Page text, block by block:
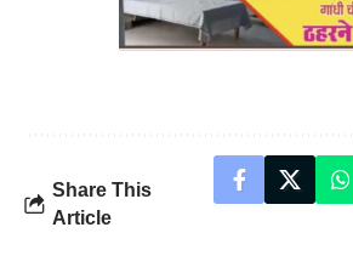
Share This
Article